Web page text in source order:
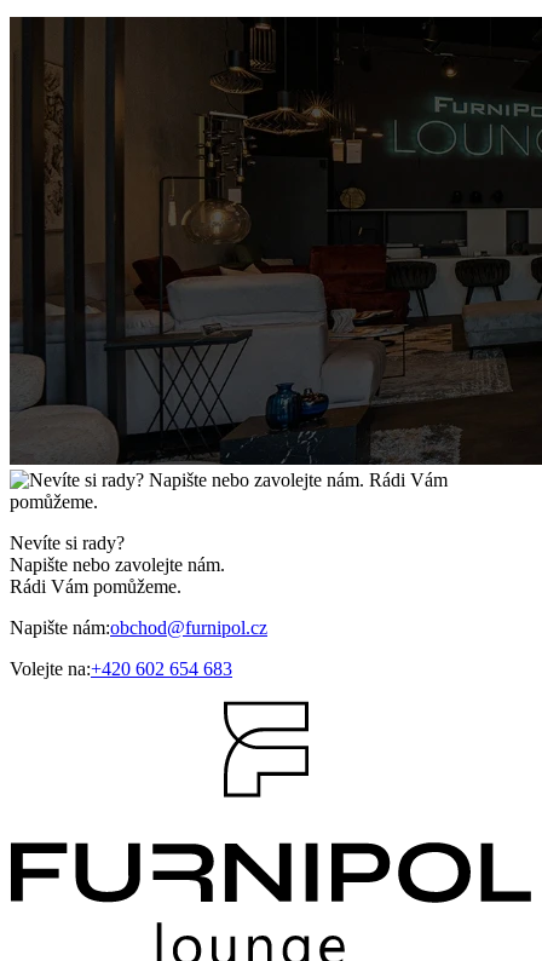
Nevíte si rady?
Napište nebo zavolejte nám.
Rádi Vám pomůžeme.
Napište nám:obchod@furnipol.cz
Volejte na:+420 602 654 683